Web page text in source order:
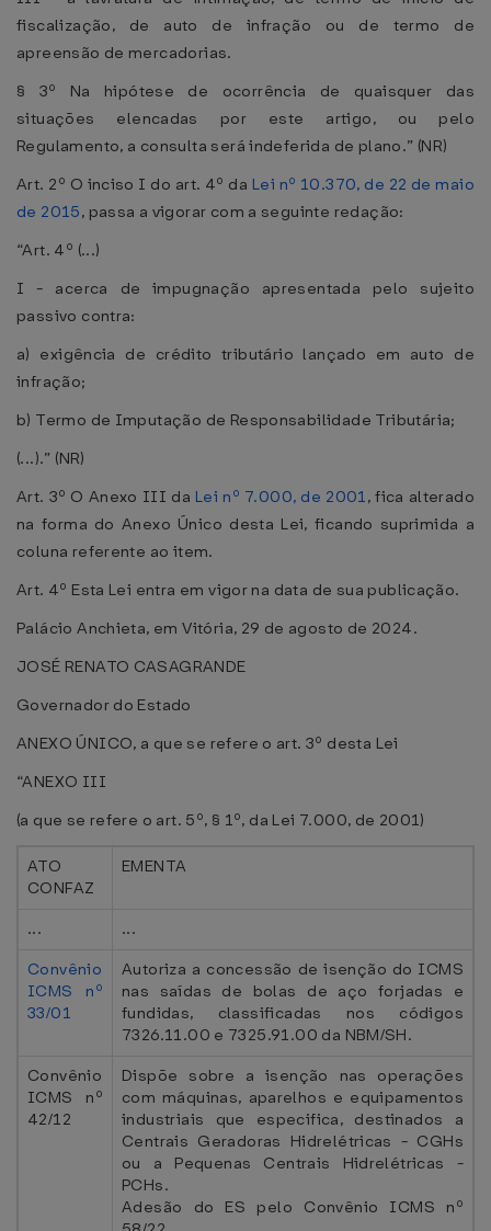
fiscalização, de auto de infração ou de termo de
apreensão de mercadorias.
§ 3º Na hipótese de ocorrência de quaisquer das
situações elencadas por este artigo, ou pelo
Regulamento, a consulta será indeferida de plano.” (NR)
Art. 2º O inciso I do art. 4º da Lei nº 10.370, de 22 de maio
de 2015, passa a vigorar com a seguinte redação:
“Art. 4º (...)
I - acerca de impugnação apresentada pelo sujeito
passivo contra:
a) exigência de crédito tributário lançado em auto de
infração;
b) Termo de Imputação de Responsabilidade Tributária;
(...).” (NR)
Art. 3º O Anexo III da Lei nº 7.000, de 2001, fica alterado
na forma do Anexo Único desta Lei, ficando suprimida a
coluna referente ao item.
Art. 4º Esta Lei entra em vigor na data de sua publicação.
Palácio Anchieta, em Vitória, 29 de agosto de 2024.
JOSÉ RENATO CASAGRANDE
Governador do Estado
ANEXO ÚNICO, a que se refere o art. 3º desta Lei
“ANEXO III
(a que se refere o art. 5º, § 1º, da Lei 7.000, de 2001)
ATO
CONFAZ
EMENTA
...
...
Convênio
ICMS nº
33/01
Autoriza a concessão de isenção do ICMS
nas saídas de bolas de aço forjadas e
fundidas, classificadas nos códigos
7326.11.00 e 7325.91.00 da NBM/SH.
Convênio
ICMS nº
42/12
Dispõe sobre a isenção nas operações
com máquinas, aparelhos e equipamentos
industriais que especifica, destinados a
Centrais Geradoras Hidrelétricas - CGHs
ou a Pequenas Centrais Hidrelétricas -
PCHs.
Adesão do ES pelo Convênio ICMS nº